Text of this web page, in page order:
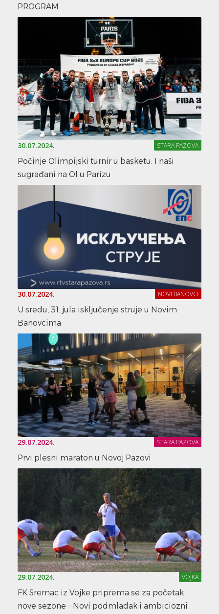
PROGRAM
30.07.2024. STARA PAZOVA
Počinje Olimpijski turnir u basketu: I naši
sugrađani na OI u Parizu
30.07.2024. NOVI BANOVCI
U sredu, 31. jula isključenje struje u Novim
Banovcima
29.07.2024. STARA PAZOVA
Prvi plesni maraton u Novoj Pazovi
29.07.2024. VOJKA
FK Sremac iz Vojke priprema se za početak
nove sezone - Novi podmladak i ambiciozni